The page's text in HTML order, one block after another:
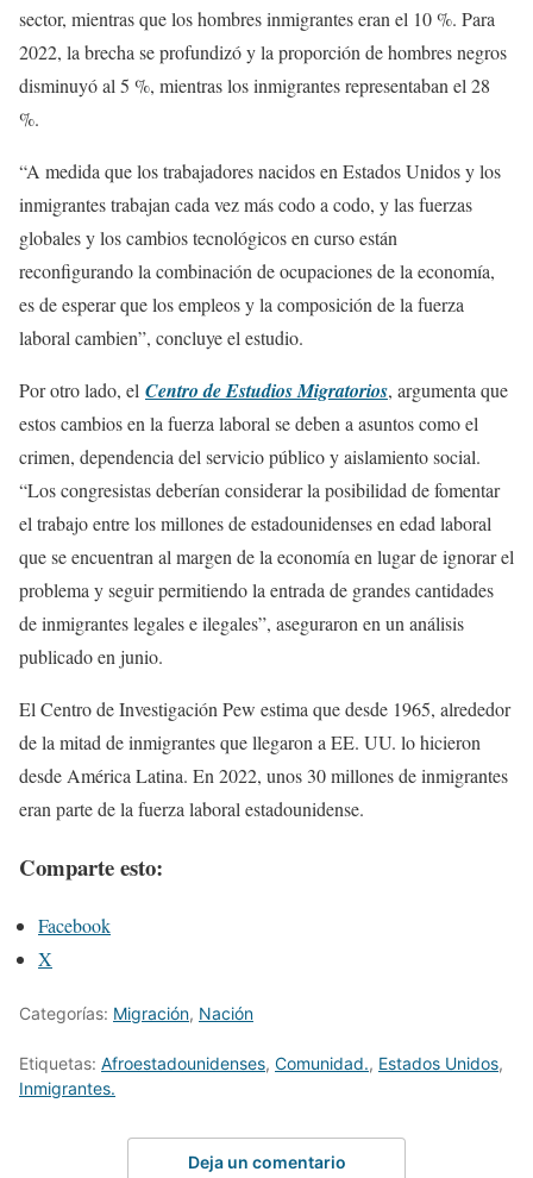
sector, mientras que los hombres inmigrantes eran el 10 %. Para
2022, la brecha se profundizó y la proporción de hombres negros
disminuyó al 5 %, mientras los inmigrantes representaban el 28
%.
“A medida que los trabajadores nacidos en Estados Unidos y los
inmigrantes trabajan cada vez más codo a codo, y las fuerzas
globales y los cambios tecnológicos en curso están
reconfigurando la combinación de ocupaciones de la economía,
es de esperar que los empleos y la composición de la fuerza
laboral cambien”, concluye el estudio.
Por otro lado, el Centro de Estudios Migratorios, argumenta que
estos cambios en la fuerza laboral se deben a asuntos como el
crimen, dependencia del servicio público y aislamiento social.
“Los congresistas deberían considerar la posibilidad de fomentar
el trabajo entre los millones de estadounidenses en edad laboral
que se encuentran al margen de la economía en lugar de ignorar el
problema y seguir permitiendo la entrada de grandes cantidades
de inmigrantes legales e ilegales”, aseguraron en un análisis
publicado en junio.
El Centro de Investigación Pew estima que desde 1965, alrededor
de la mitad de inmigrantes que llegaron a EE. UU. lo hicieron
desde América Latina. En 2022, unos 30 millones de inmigrantes
eran parte de la fuerza laboral estadounidense.
Comparte esto:
Facebook
X
Categorías: Migración, Nación
Etiquetas: Afroestadounidenses, Comunidad., Estados Unidos,
Inmigrantes.
Deja un comentario